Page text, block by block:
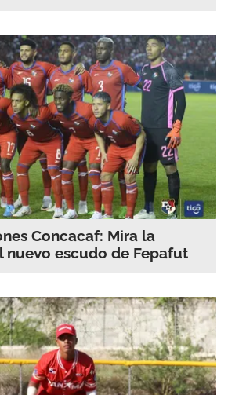
Concacaf: Mira la
nuevo escudo de Fepafut